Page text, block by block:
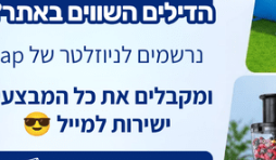
מודעה
1,590 ₪